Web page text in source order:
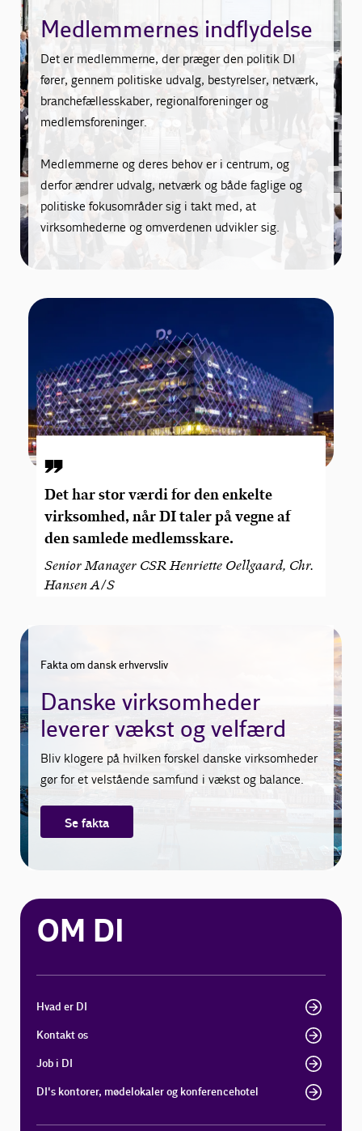
Medlemmernes indflydelse
Det er medlemmerne, der præger den politik DI
fører, gennem politiske udvalg, bestyrelser, netværk,
branchefællesskaber, regionalforeninger og
medlemsforeninger.
Medlemmerne og deres behov er i centrum, og
derfor ændrer udvalg, netværk og både faglige og
politiske fokusområder sig i takt med, at
virksomhederne og omverdenen udvikler sig.
Det har stor værdi for den enkelte
virksomhed, når DI taler på vegne af
den samlede medlemsskare.
Senior Manager CSR Henriette Oellgaard, Chr.
Hansen A/S
Fakta om dansk erhvervsliv
Danske virksomheder
leverer vækst og velfærd
Bliv klogere på hvilken forskel danske virksomheder
gør for et velstående samfund i vækst og balance.
Se fakta
OM DI
Hvad er DI
Kontakt os
Job i DI
DI's kontorer, mødelokaler og konferencehotel